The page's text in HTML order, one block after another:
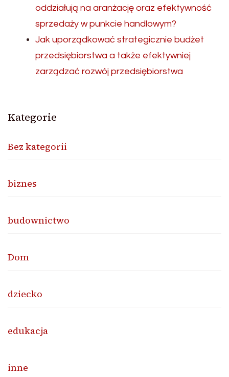
oddziałują na aranżację oraz efektywność
sprzedaży w punkcie handlowym?
Jak uporządkować strategicznie budżet
przedsiębiorstwa a także efektywniej
zarządzać rozwój przedsiębiorstwa
Kategorie
Bez kategorii
biznes
budownictwo
Dom
dziecko
edukacja
inne